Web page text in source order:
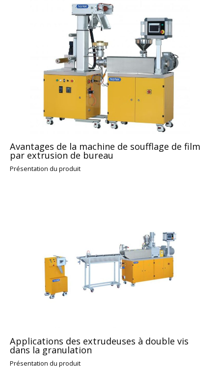
Avantages de la machine de soufflage de film
par extrusion de bureau
Présentation du produit
Applications des extrudeuses à double vis
dans la granulation
Présentation du produit